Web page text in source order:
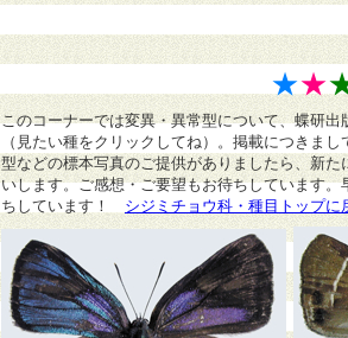
★★
このコーナーでは変異・異常型について、蝶研
（見たい種をクリックしてね）。掲載につきま
型などの標本写真のご提供がありましたら、新
いします。ご感想・ご要望もお待ちしています
ちしています！
シジミチョウ科・種目トップに